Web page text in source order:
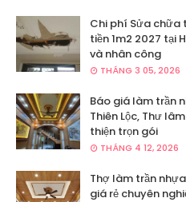
Chi phí Sửa chữa
tiền 1m2 2027 tại
và nhân công
THÁNG 3 05, 2026
Báo giá làm trần
Thiên Lộc, Thư
thiện trọn gói
THÁNG 4 12, 2026
Thợ làm trần
giá rẻ chuyên